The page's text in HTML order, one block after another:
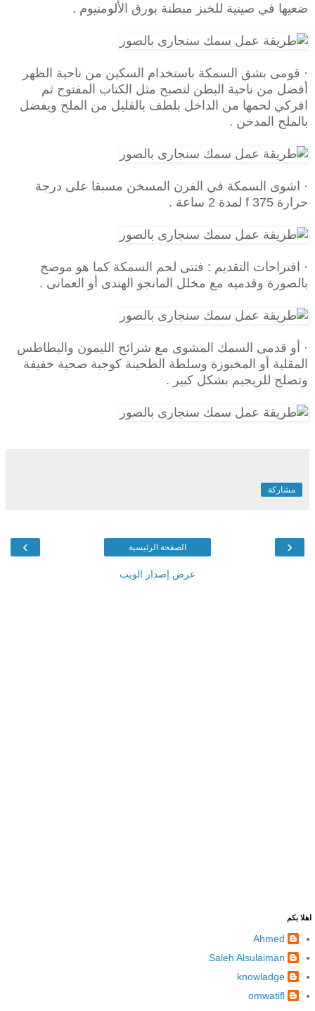
ضعيها في صينية للخبز مبطنة بورق الألومنيوم .
· قومى بشق السمكة باستخدام السكين من ناحية الظهر
أفضل من ناحية البطن لتصبح مثل الكتاب المفتوح ثم
افركي لحمها من الداخل بلطف بالقليل من الملح ويفضل
بالملح المدخن .
· اشوى السمكة في الفرن المسخن مسبقا على درجة
حرارة 375 f لمدة 2 ساعة .
· اقتراحات التقديم : فتتى لحم السمكة كما هو موضح
بالصورة وقدميه مع مخلل المانجو الهندى أو العمانى .
· أو قدمى السمك المشوى مع شرائح الليمون والبطاطس
المقلية أو المخبوزة وسلطة الطحينة كوجبة صحية خفيفة
وتصلح للريجيم بشكل كبير .
مشاركة
‹
› الصفحة الرئيسية
عرض إصدار الويب
اهلا بكم
Ahmed
Saleh Alsulaiman
knowladge
omwatifl